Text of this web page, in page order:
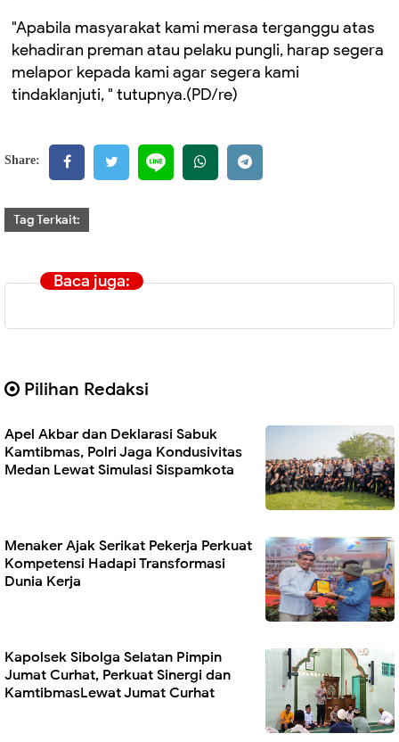
"Apabila masyarakat kami merasa terganggu atas
kehadiran preman atau pelaku pungli, harap segera
melapor kepada kami agar segera kami
tindaklanjuti, " tutupnya.(PD/re)
Share:
Tag Terkait:
Baca juga:
Pilihan Redaksi
Apel Akbar dan Deklarasi Sabuk
Kamtibmas, Polri Jaga Kondusivitas
Medan Lewat Simulasi Sispamkota
Menaker Ajak Serikat Pekerja Perkuat
Kompetensi Hadapi Transformasi
Dunia Kerja
Kapolsek Sibolga Selatan Pimpin
Jumat Curhat, Perkuat Sinergi dan
KamtibmasLewat Jumat Curhat